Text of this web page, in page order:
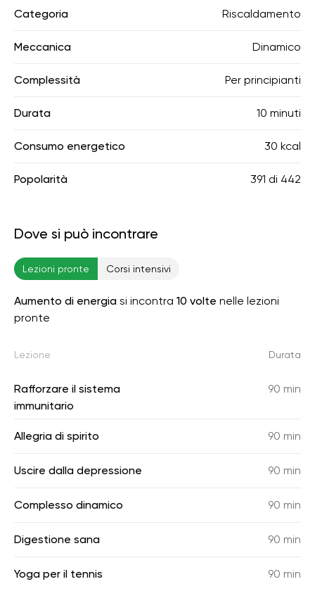
Categoria Riscaldamento
Meccanica Dinamico
Complessità Per principianti
Durata 10 minuti
Consumo energetico 30 kcal
Popolarità 391 di 442
Dove si può incontrare
Lezioni pronte Corsi intensivi
Aumento di energia si incontra 10 volte nelle lezioni
pronte
Lezione Durata
Rafforzare il sistema
immunitario
90 min
Allegria di spirito 90 min
Uscire dalla depressione 90 min
Complesso dinamico 90 min
Digestione sana 90 min
Yoga per il tennis 90 min